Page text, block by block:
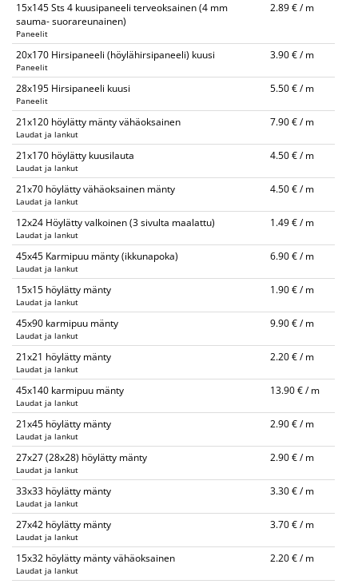
15x145 Sts 4 kuusipaneeli terveoksainen (4 mm
sauma- suorareunainen)
Paneelit
2.89 € / m
20x170 Hirsipaneeli (höylähirsipaneeli) kuusi
Paneelit
3.90 € / m
28x195 Hirsipaneeli kuusi
Paneelit
5.50 € / m
21x120 höylätty mänty vähäoksainen
Laudat ja lankut
7.90 € / m
21x170 höylätty kuusilauta
Laudat ja lankut
4.50 € / m
21x70 höylätty vähäoksainen mänty
Laudat ja lankut
4.50 € / m
12x24 Höylätty valkoinen (3 sivulta maalattu)
Laudat ja lankut
1.49 € / m
45x45 Karmipuu mänty (ikkunapoka)
Laudat ja lankut
6.90 € / m
15x15 höylätty mänty
Laudat ja lankut
1.90 € / m
45x90 karmipuu mänty
Laudat ja lankut
9.90 € / m
21x21 höylätty mänty
Laudat ja lankut
2.20 € / m
45x140 karmipuu mänty
Laudat ja lankut
13.90 € / m
21x45 höylätty mänty
Laudat ja lankut
2.90 € / m
27x27 (28x28) höylätty mänty
Laudat ja lankut
2.90 € / m
33x33 höylätty mänty
Laudat ja lankut
3.30 € / m
27x42 höylätty mänty
Laudat ja lankut
3.70 € / m
15x32 höylätty mänty vähäoksainen
Laudat ja lankut
2.20 € / m